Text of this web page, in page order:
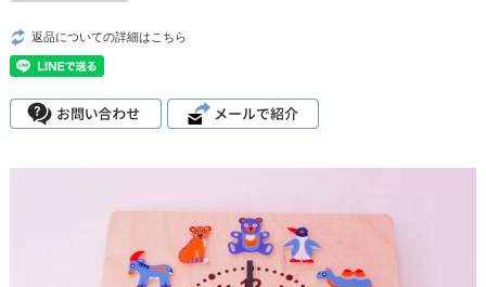
返品についての詳細はこちら